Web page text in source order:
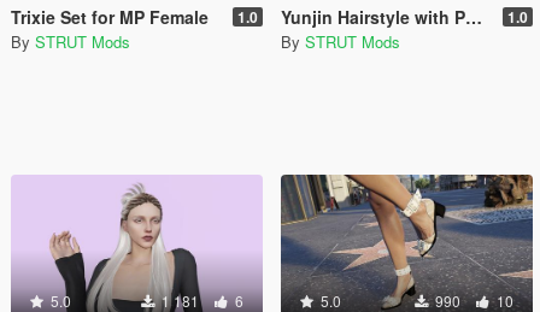
Trixie Set for MP Female 1.0
By STRUT Mods
Yunjin Hairstyle with Physics for MP Female 1.0
By STRUT Mods
5.0 1 181 6 5.0 990 10